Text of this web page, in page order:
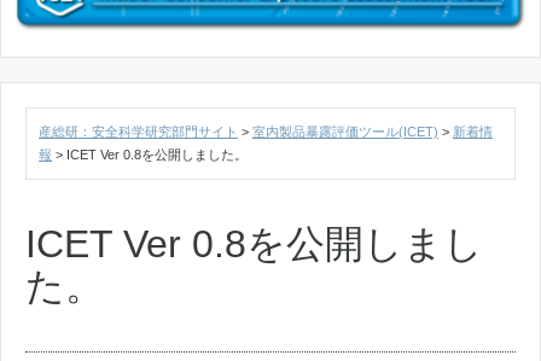
産総研：安全科学研究部門サイト > 室内製品暴露評価ツール(ICET) > 新着情
報 > ICET Ver 0.8を公開しました。
ICET Ver 0.8を公開しまし
た。